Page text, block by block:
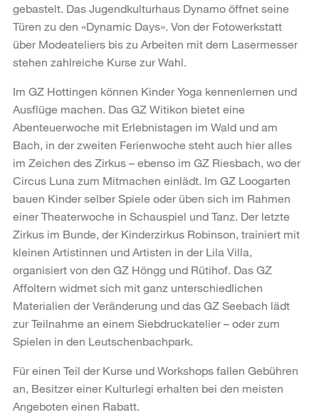
gebastelt. Das Jugendkulturhaus Dynamo öffnet seine
Türen zu den «Dynamic Days». Von der Fotowerkstatt
über Modeateliers bis zu Arbeiten mit dem Lasermesser
stehen zahlreiche Kurse zur Wahl.
Im GZ Hottingen können Kinder Yoga kennenlernen und
Ausflüge machen. Das GZ Witikon bietet eine
Abenteuerwoche mit Erlebnistagen im Wald und am
Bach, in der zweiten Ferienwoche steht auch hier alles
im Zeichen des Zirkus – ebenso im GZ Riesbach, wo der
Circus Luna zum Mitmachen einlädt. Im GZ Loogarten
bauen Kinder selber Spiele oder üben sich im Rahmen
einer Theaterwoche in Schauspiel und Tanz. Der letzte
Zirkus im Bunde, der Kinderzirkus Robinson, trainiert mit
kleinen Artistinnen und Artisten in der Lila Villa,
organisiert von den GZ Höngg und Rütihof. Das GZ
Affoltern widmet sich mit ganz unterschiedlichen
Materialien der Veränderung und das GZ Seebach lädt
zur Teilnahme an einem Siebdruckatelier – oder zum
Spielen in den Leutschenbachpark.
Für einen Teil der Kurse und Workshops fallen Gebühren
an, Besitzer einer Kulturlegi erhalten bei den meisten
Angeboten einen Rabatt.